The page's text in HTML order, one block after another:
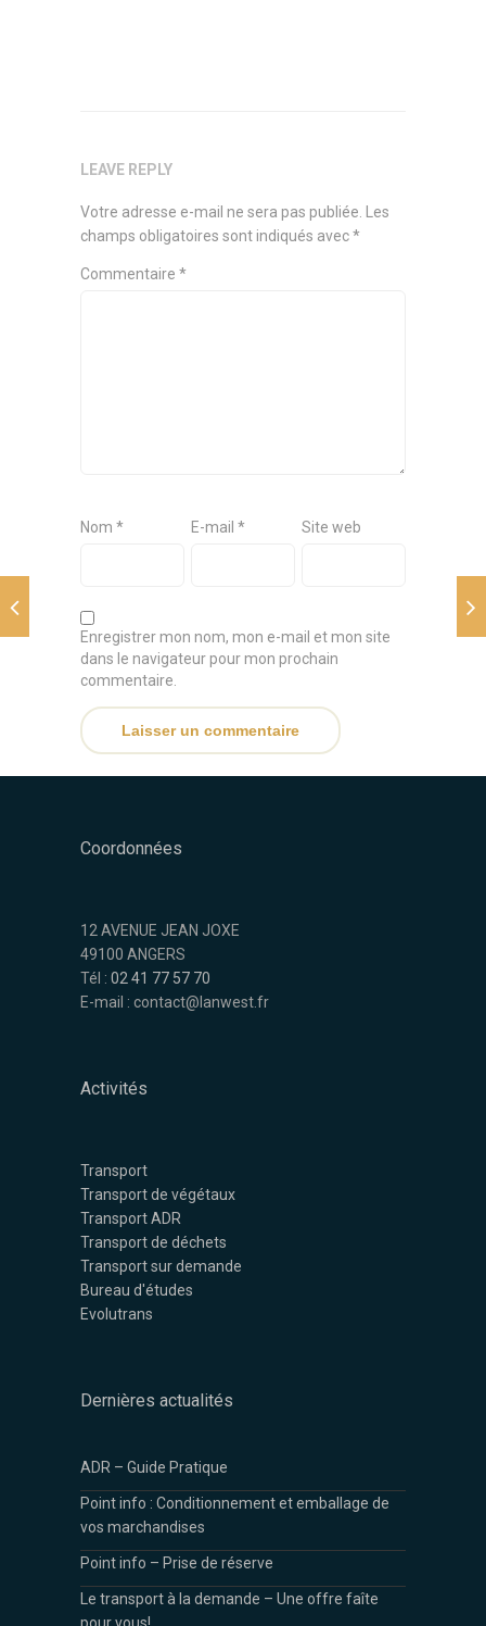
LEAVE REPLY
Votre adresse e-mail ne sera pas publiée.
Les
champs obligatoires sont indiqués avec*
Commentaire *
Nom * E-mail * Site web
Enregistrer mon nom, mon e-mail et mon site
dans le navigateur pour mon prochain
commentaire.
Coordonnées
12 AVENUE JEAN JOXE
49100 ANGERS
Tél : 02 41 77 57 70
E-mail : contact@lanwest.fr
Activités
Transport
Transport de végétaux
Transport ADR
Transport de déchets
Transport sur demande
Bureau d'études
Evolutrans
Dernières actualités
ADR – Guide Pratique
Point info : Conditionnement et emballage de
vos marchandises
Point info – Prise de réserve
Le transport à la demande – Une offre faîte
pour vous!